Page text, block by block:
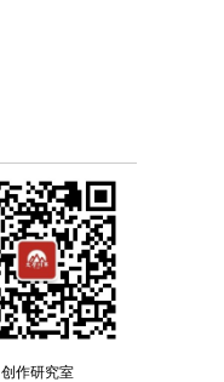
创作研究室